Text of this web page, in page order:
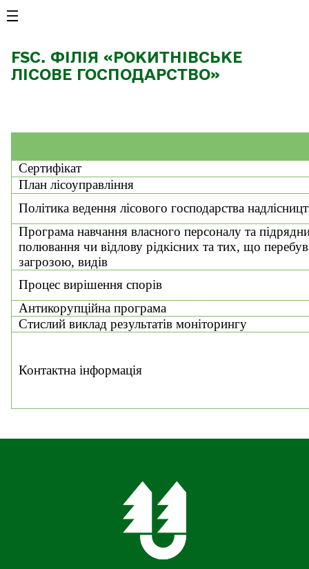
FSC. ФІЛІЯ «РОКИТНІВСЬКЕ
ЛІСОВЕ ГОСПОДАРСТВО»
Сертифікат
План лісоуправління
Політика ведення лісового господарства
Програма навчання власного персоналу та
полювання чи відлову рідкісних та тих, що
загрозою, видів
Процес вирішення спорів
Антикорупційна програма
Стислий виклад результатів моніторингу
Контактна інформація